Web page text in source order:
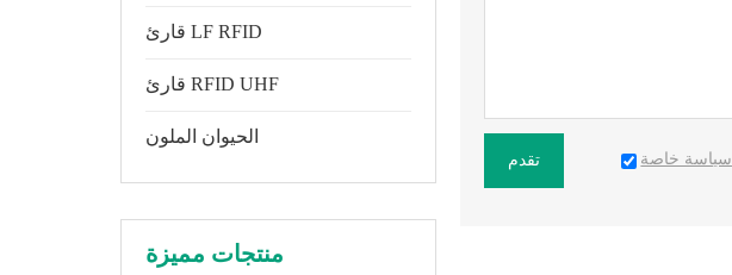
قارئ LF RFID
قارئ RFID UHF
الحيوان الملون
منتجات مميزة
تقدم سياسة خاصة